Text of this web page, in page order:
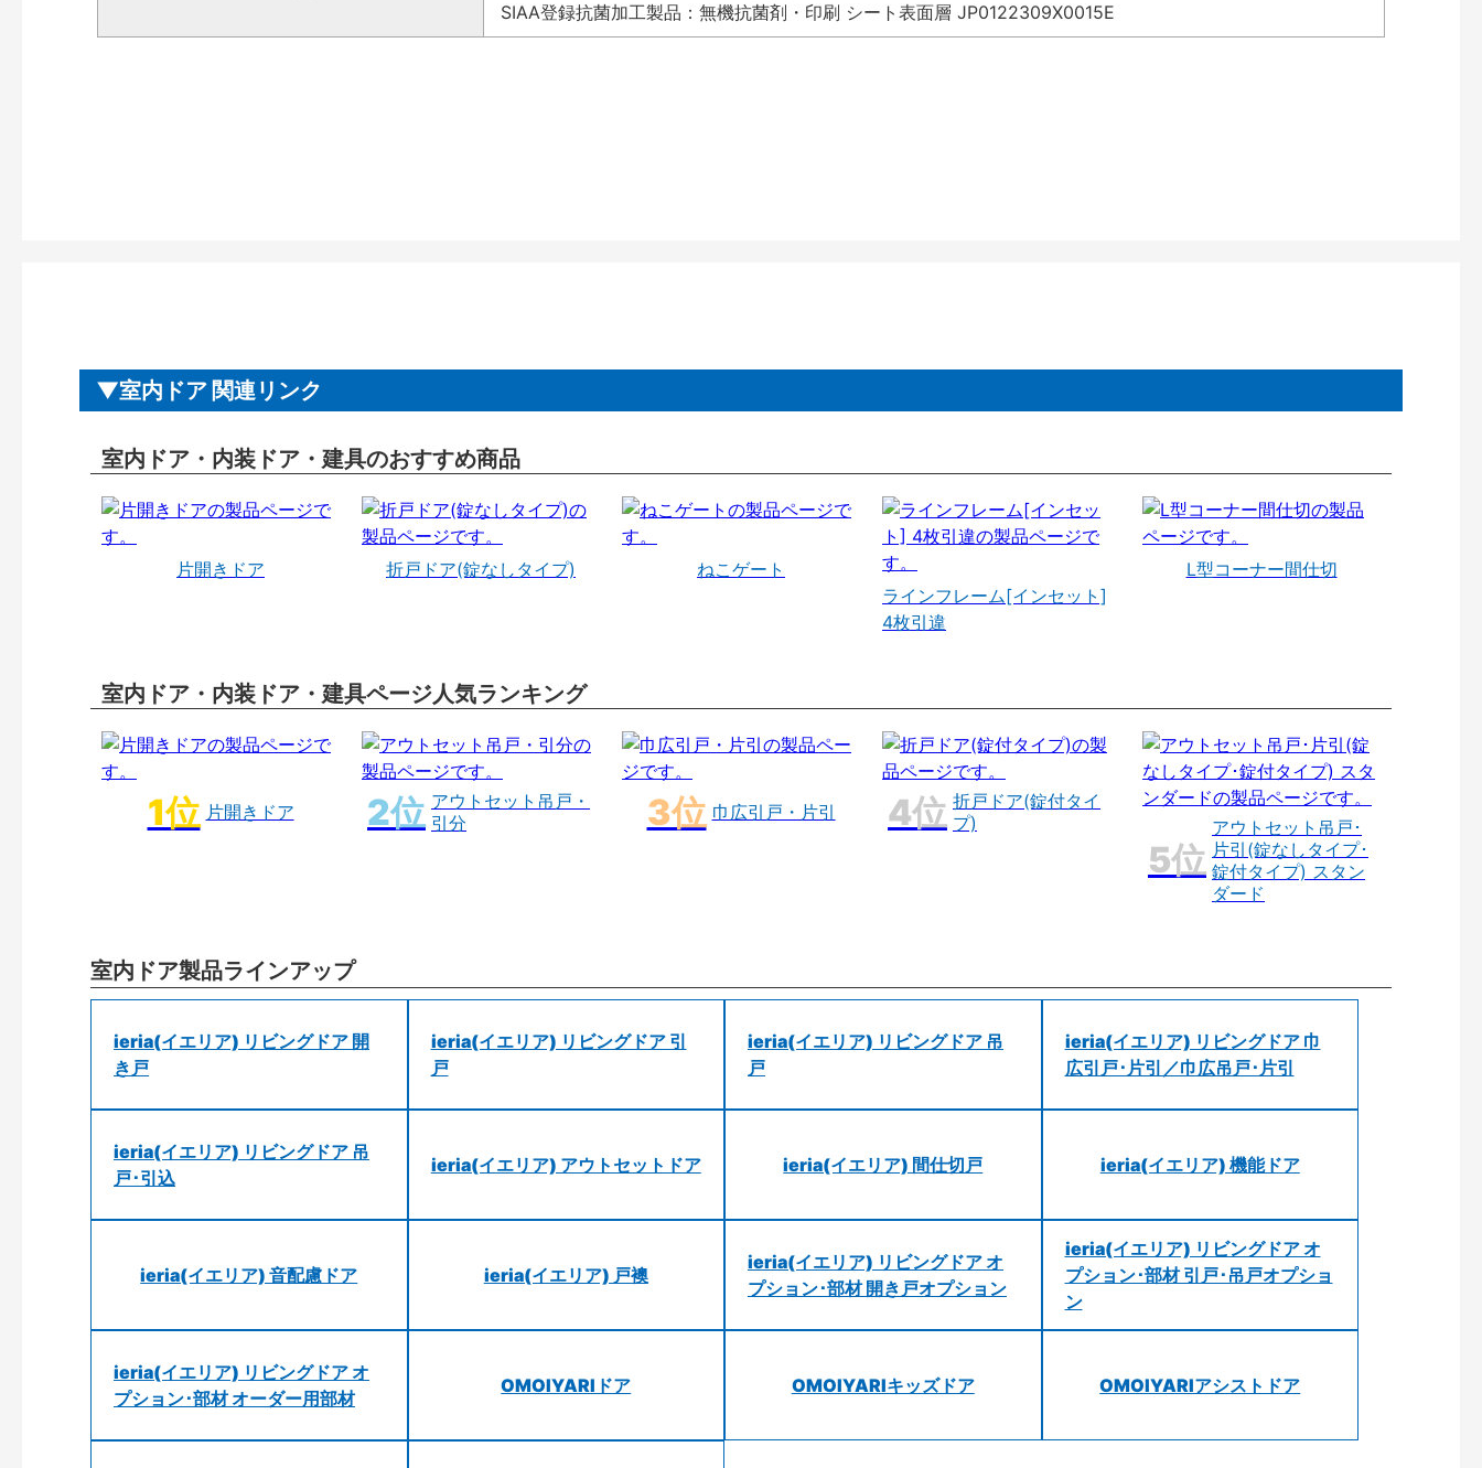
SIAA登録抗菌加工製品：無機抗菌剤・印刷 シート表面層 JP0122309X0015E
室内ドア 関連リンク
室内ドア・内装ドア・建具のおすすめ商品
片開きドア 折戸ドア(錠なしタイプ)
ねこゲート
ラインフレーム[インセット]
4枚引違
L型コーナー間仕切
室内ドア・内装ドア・建具ページ人気ランキング
片開きドア
アウトセット吊戸・
引分
巾広引戸・片引
折戸ドア(錠付タイ
プ)
アウトセット吊戸･
片引(錠なしタイプ･
錠付タイプ) スタン
ダード
室内ドア製品ラインアップ
ieria(イエリア) リビングドア 開
き戸
ieria(イエリア) リビングドア 引
戸
ieria(イエリア) リビングドア 吊
戸
ieria(イエリア) リビングドア 巾
広引戸･片引／巾広吊戸･片引
ieria(イエリア) リビングドア 吊
戸･引込
ieria(イエリア) アウトセットドア ieria(イエリア) 間仕切戸 ieria(イエリア) 機能ドア
ieria(イエリア) 音配慮ドア ieria(イエリア) 戸襖
ieria(イエリア) リビングドア オ
プション･部材 開き戸オプション
ieria(イエリア) リビングドア オ
プション･部材 引戸･吊戸オプショ
ン
ieria(イエリア) リビングドア オ
プション･部材 オーダー用部材
OMOIYARIドア OMOIYARIキッズドア OMOIYARIアシストドア